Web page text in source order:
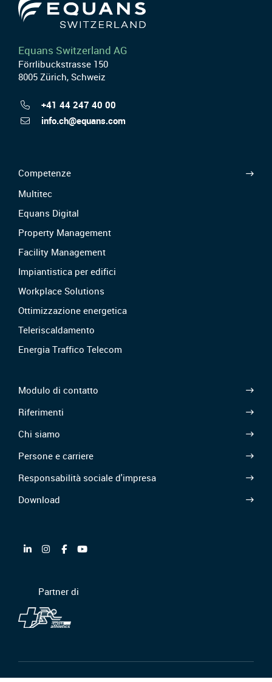
Equans Switzerland AG
Förrlibuckstrasse 150
8005 Zürich, Schweiz
+41 44 247 40 00
info.ch@equans.com
Competenze
Multitec
Equans Digital
Property Management
Facility Management
Impiantistica per edifici
Workplace Solutions
Ottimizzazione energetica
Teleriscaldamento
Energia Traffico Telecom
Modulo di contatto
Riferimenti
Chi siamo
Persone e carriere
Responsabilità sociale d'impresa
Download
Partner di